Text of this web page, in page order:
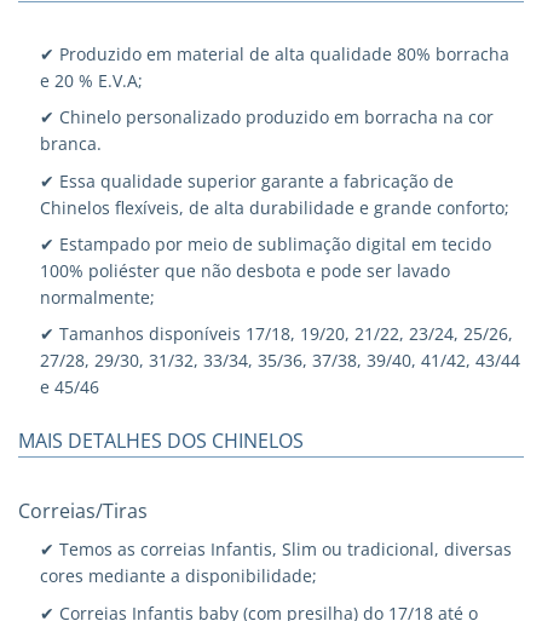
✔ Produzido em material de alta qualidade 80% borracha
e 20 % E.V.A;
✔ Chinelo personalizado produzido em borracha na cor
branca.
✔ Essa qualidade superior garante a fabricação de
Chinelos flexíveis, de alta durabilidade e grande conforto;
✔ Estampado por meio de sublimação digital em tecido
100% poliéster que não desbota e pode ser lavado
normalmente;
✔ Tamanhos disponíveis 17/18, 19/20, 21/22, 23/24, 25/26,
27/28, 29/30, 31/32, 33/34, 35/36, 37/38, 39/40, 41/42, 43/44
e 45/46
MAIS DETALHES DOS CHINELOS
Correias/Tiras
✔ Temos as correias Infantis, Slim ou tradicional, diversas
cores mediante a disponibilidade;
✔ Correias Infantis baby (com presilha) do 17/18 até o